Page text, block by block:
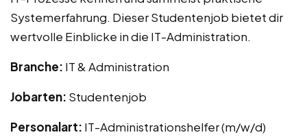
Systemerfahrung. Dieser Studentenjob bietet dir
wertvolle Einblicke in die IT-Administration.
Branche: IT & Administration
Jobarten: Studentenjob
Personalart: IT-Administrationshelfer (m/w/d)